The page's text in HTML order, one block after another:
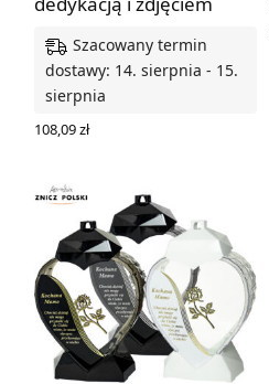
Szacowany termin
dostawy: 14. sierpnia - 15.
sierpnia
108,09zł